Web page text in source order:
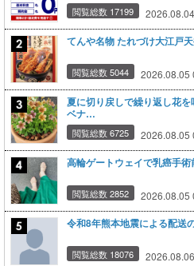
閲覧総数 17199
てんや名物 たれづけ大江戸
閲覧総数 5044 2026.08.05
夏に切り戻しで繰り返し花
ベナ…
閲覧総数 6725 2026.08.05
高輪ゲートウェイで乳癌手
閲覧総数 2852 2026.08.05
令和8年熊本地震による配送
閲覧総数 18076